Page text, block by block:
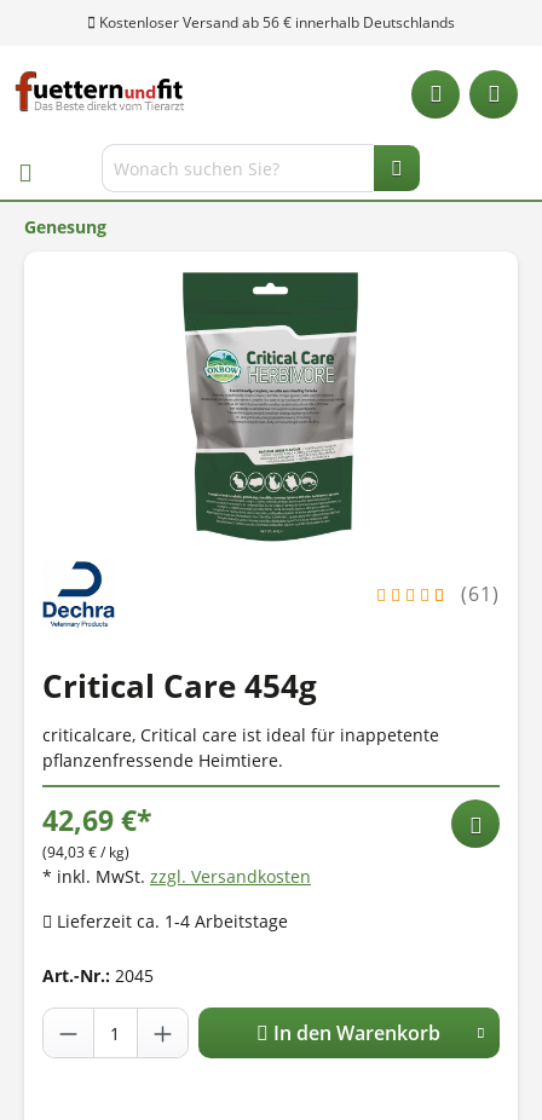
Kostenloser Versand ab 56 € innerhalb Deutschlands
Genesung
(61)
Critical Care 454g
criticalcare, Critical care ist ideal für inappetente
pflanzenfressende Heimtiere.
42,69 €*
(94,03 € / kg)
* inkl. MwSt. zzgl. Versandkosten
Lieferzeit ca. 1-4 Arbeitstage
Art.-Nr.: 2045
In den Warenkorb